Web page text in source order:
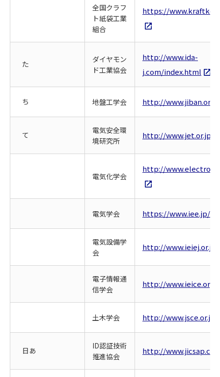
全国クラフ
ト紙袋工業
組合
https://
た
ダイヤモン
ド工業協会
http://www.ida-
j.com/index.html
ち 地盤工学会 http://
て
電気安全環
境研究所
http://www.jet.or.jp/
電気化学会
http://
電気学会 https://www.iee.jp/
電気設備学
会
http://www.ieiej.or.jp/
電子情報通
信学会
http://www.ieice.org/
土木学会 http://www.jsce.or.jp/
日あ
ID認証技術
推進協会
http://